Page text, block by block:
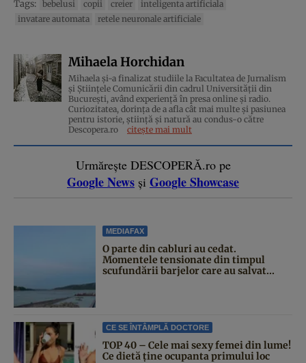
Tags: bebelusi copii creier
inteligenta artificiala
invatare automata
retele neuronale artificiale
Mihaela Horchidan
Mihaela și-a finalizat studiile la Facultatea de Jurnalism
și Științele Comunicării din cadrul Universității din
București, având experiență în presa online și radio.
Curiozitatea, dorința de a afla cât mai multe și pasiunea
pentru istorie, ştiinţă şi natură au condus-o către
Descopera.ro
citește mai mult
Urmărește DESCOPERĂ.ro pe
Google News și Google Showcase
MEDIAFAX
O parte din cabluri au cedat.
Momentele tensionate din timpul
scufundării barjelor care au salvat...
CE SE ÎNTÂMPLĂ DOCTORE
TOP 40 – Cele mai sexy femei din lume!
Ce dietă ține ocupanta primului loc